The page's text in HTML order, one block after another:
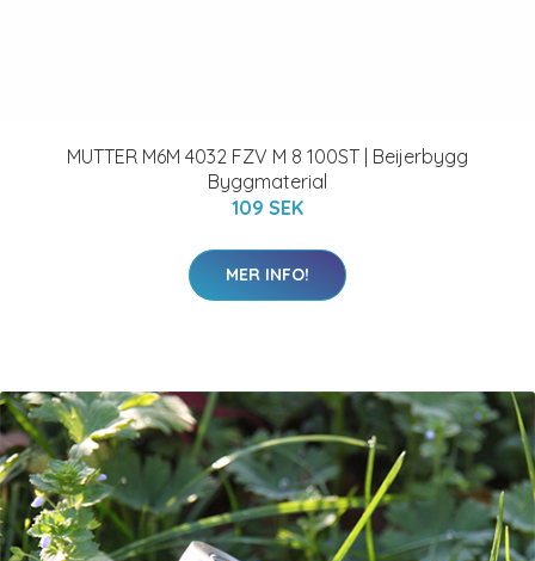
MUTTER M6M 4032 FZV M 8 100ST | Beijerbygg
Byggmaterial
109 SEK
MER INFO!